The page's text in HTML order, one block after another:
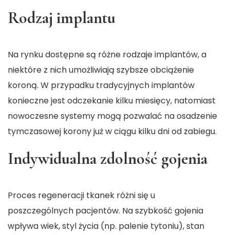
Rodzaj implantu
Na rynku dostępne są różne rodzaje implantów, a
niektóre z nich umożliwiają szybsze obciążenie
koroną. W przypadku tradycyjnych implantów
konieczne jest odczekanie kilku miesięcy, natomiast
nowoczesne systemy mogą pozwalać na osadzenie
tymczasowej korony już w ciągu kilku dni od zabiegu.
Indywidualna zdolność gojenia
Proces regeneracji tkanek różni się u
poszczególnych pacjentów. Na szybkość gojenia
wpływa wiek, styl życia (np. palenie tytoniu), stan